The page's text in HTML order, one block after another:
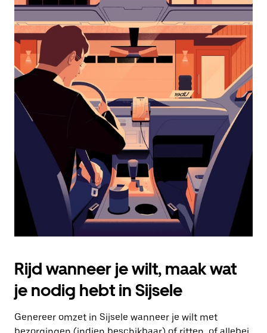
de
te
openen
een
datum
te
selecteren.
Druk
Escape
agenda
te
sluiten.
Rijd wanneer je wilt, maak wat
je nodig hebt in Sijsele
Genereer omzet in Sijsele wanneer je wilt met